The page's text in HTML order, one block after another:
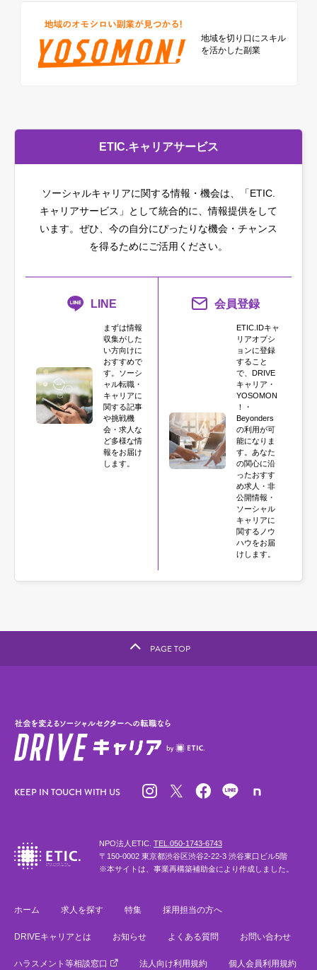
地域を切り口に スキル
を活かした副業
ETIC.キャリアサービス
ソーシャルキャリアに関する情報・機会は、「ETIC.
キャリアサービス」として統合的に、情報提供をして
います。 ぜひ、今の自分にぴったりな機会・チャンス
を得るためにご活用ください。
LINE
まずは情報
収集がした
い方向けに
おすすめで
す。ソーシ
ャル転職・
キャリアに
関する記事
や挑戦機
会・求人な
ど多様な情
報をお届け
します。
会員登録
ETIC.IDキャ
リアオプシ
ョンに登録
すること
で、DRIVE
キャリア・
YOSOMON
！・
Beyonders
の利用が可
能になりま
す。あなた
の関心に沿
ったおすす
め求人・非
公開情報・
ソーシャル
キャリアに
関するノウ
ハウをお届
けします。
PAGE TOP
KEEP IN TOUCH WITH US
NPO法人ETIC. TEL.050-1743-6743
〒150-0002 東京都渋谷区渋谷2-22-3 渋谷東口ビル5階
※本サイトは、事業再構築補助金により作成しました。
ホーム 求人を探す 特集 採用担当の方へ
DRIVEキャリアとは お知らせ よくある質問 お問い合わせ
ハラスメント等相談窓口 法人向け利用規約 個人会員利用規約